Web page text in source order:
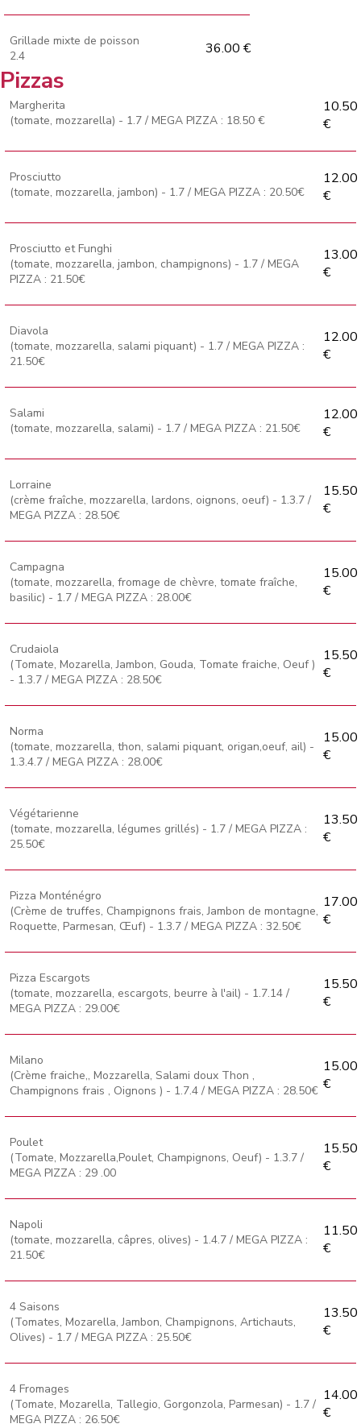
Grillade mixte de poisson
2.4
36.00 €
Pizzas
Margherita
(tomate, mozzarella) - 1.7 / MEGA PIZZA : 18.50 €
10.50
€
Prosciutto
(tomate, mozzarella, jambon) - 1.7 / MEGA PIZZA : 20.50€
12.00
€
Prosciutto et Funghi
(tomate, mozzarella, jambon, champignons) - 1.7 / MEGA
PIZZA : 21.50€
13.00
€
Diavola
(tomate, mozzarella, salami piquant) - 1.7 / MEGA PIZZA :
21.50€
12.00
€
Salami
(tomate, mozzarella, salami) - 1.7 / MEGA PIZZA : 21.50€
12.00
€
Lorraine
(crème fraîche, mozzarella, lardons, oignons, oeuf) - 1.3.7 /
MEGA PIZZA : 28.50€
15.50
€
Campagna
(tomate, mozzarella, fromage de chèvre, tomate fraîche,
basilic) - 1.7 / MEGA PIZZA : 28.00€
15.00
€
Crudaiola
(Tomate, Mozarella, Jambon, Gouda, Tomate fraiche, Oeuf )
- 1.3.7 / MEGA PIZZA : 28.50€
15.50
€
Norma
(tomate, mozzarella, thon, salami piquant, origan,oeuf, ail) -
1.3.4.7 / MEGA PIZZA : 28.00€
15.00
€
Végétarienne
(tomate, mozzarella, légumes grillés) - 1.7 / MEGA PIZZA :
25.50€
13.50
€
Pizza Monténégro
(Crème de truffes, Champignons frais, Jambon de montagne,
Roquette, Parmesan, Œuf) - 1.3.7 / MEGA PIZZA : 32.50€
17.00
€
Pizza Escargots
(tomate, mozzarella, escargots, beurre à l'ail) - 1.7.14 /
MEGA PIZZA : 29.00€
15.50
€
Milano
(Crème fraiche,, Mozzarella, Salami doux Thon ,
Champignons frais , Oignons ) - 1.7.4 / MEGA PIZZA : 28.50€
15.00
€
Poulet
(Tomate, Mozzarella,Poulet, Champignons, Oeuf) - 1.3.7 /
MEGA PIZZA : 29 .00
15.50
€
Napoli
(tomate, mozzarella, câpres, olives) - 1.4.7 / MEGA PIZZA :
21.50€
11.50
€
4 Saisons
(Tomates, Mozarella, Jambon, Champignons, Artichauts,
Olives) - 1.7 / MEGA PIZZA : 25.50€
13.50
€
4 Fromages
(Tomate, Mozarella, Tallegio, Gorgonzola, Parmesan) - 1.7 /
MEGA PIZZA : 26.50€
14.00
€